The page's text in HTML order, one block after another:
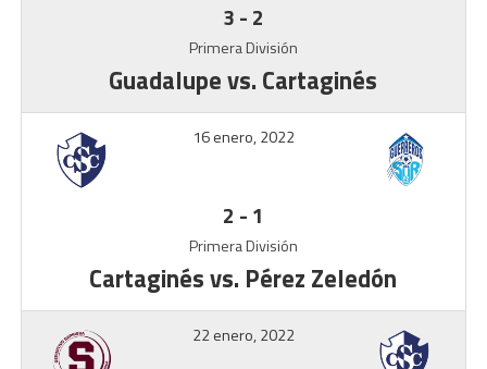
3 - 2
Primera División
Guadalupe vs. Cartaginés
16 enero, 2022
2 - 1
Primera División
Cartaginés vs. Pérez Zeledón
22 enero, 2022